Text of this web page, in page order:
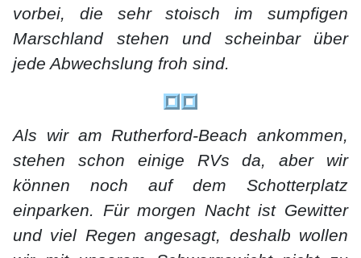
vorbei, die sehr stoisch im sumpfigen
Marschland stehen und scheinbar über
jede Abwechslung froh sind.
Als wir am Rutherford-Beach ankommen,
stehen schon einige RVs da, aber wir
können noch auf dem Schotterplatz
einparken. Für morgen Nacht ist Gewitter
und viel Regen angesagt, deshalb wollen